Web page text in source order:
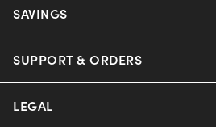
Ray-Ban
Our Eyeglasses
Our Sunglasses
SAVINGS
Offers & Discount
Insurance
SUPPORT & ORDERS
Help Center
LEGAL